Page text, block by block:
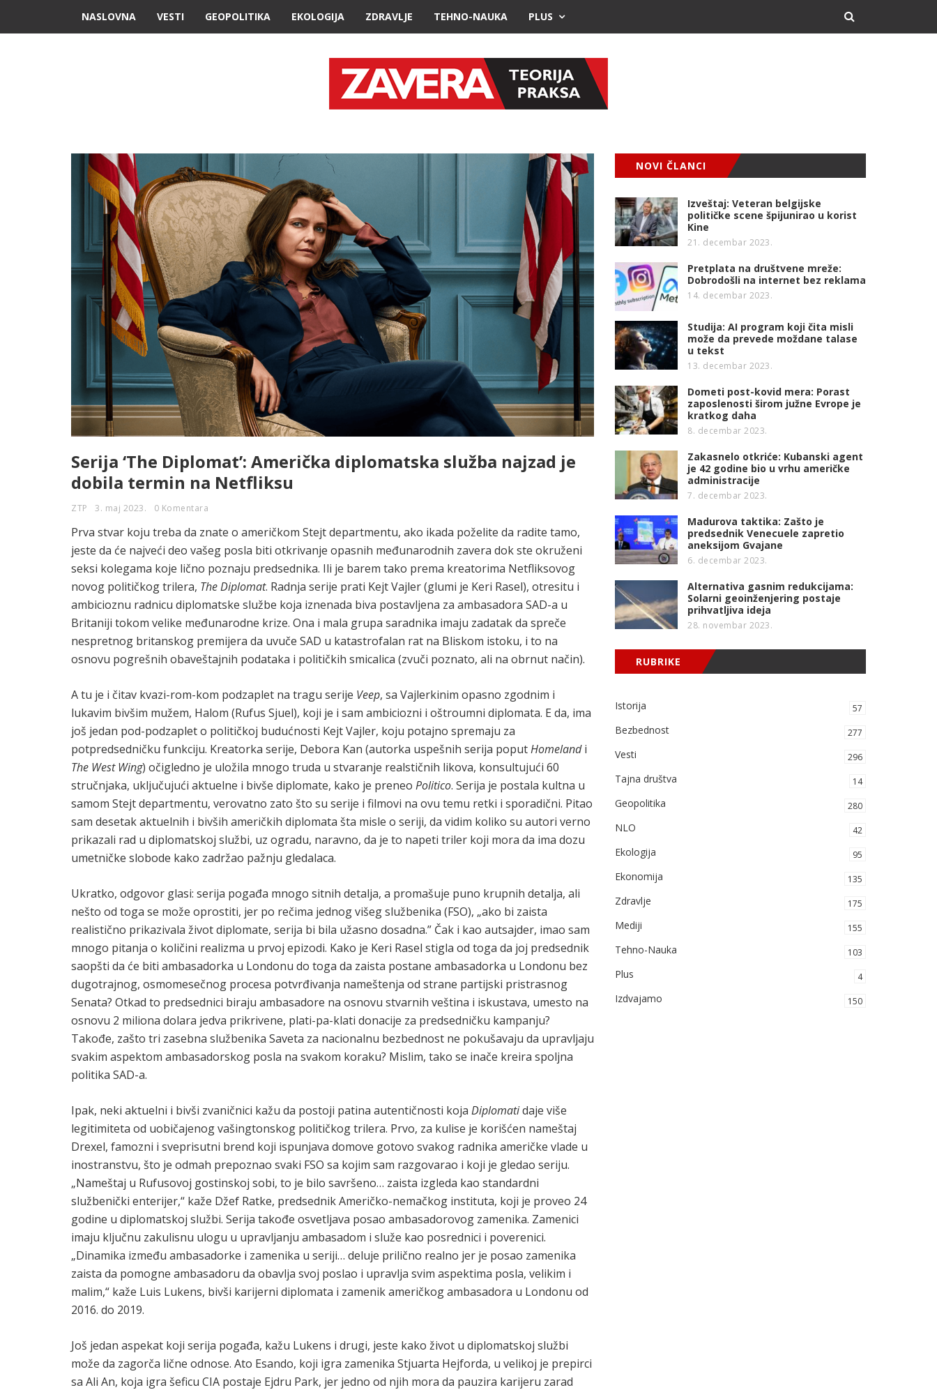
NASLOVNA VESTI GEOPOLITIKA EKOLOGIJA ZDRAVLJE TEHNO-NAUKA PLUS
Serija ‘The Diplomat’: Američka diplomatska služba najzad je
dobila termin na Netfliksu
ZTP 3. maj 2023. 0 Komentara
Prva stvar koju treba da znate o američkom Stejt departmentu, ako ikada poželite da radite tamo,
jeste da će najveći deo vašeg posla biti otkrivanje opasnih međunarodnih zavera dok ste okruženi
seksi kolegama koje lično poznaju predsednika. Ili je barem tako prema kreatorima Netfliksovog
novog političkog trilera, The Diplomat. Radnja serije prati Kejt Vajler (glumi je Keri Rasel), otresitu i
ambicioznu radnicu diplomatske službe koja iznenada biva postavljena za ambasadora SAD-a u
Britaniji tokom velike međunarodne krize. Ona i mala grupa saradnika imaju zadatak da spreče
nespretnog britanskog premijera da uvuče SAD u katastrofalan rat na Bliskom istoku, i to na
osnovu pogrešnih obaveštajnih podataka i političkih smicalica (zvuči poznato, ali na obrnut način).
A tu je i čitav kvazi-rom-kom podzaplet na tragu serije Veep, sa Vajlerkinim opasno zgodnim i
lukavim bivšim mužem, Halom (Rufus Sjuel), koji je i sam ambiciozni i oštroumni diplomata. E da, ima
još jedan pod-podzaplet o političkoj budućnosti Kejt Vajler, koju potajno spremaju za
potpredsedničku funkciju. Kreatorka serije, Debora Kan (autorka uspešnih serija poputHomelandi
The West Wing) očigledno je uložila mnogo truda u stvaranje realstičnih likova, konsultujući 60
stručnjaka, uključujući aktuelne i bivše diplomate, kako je preneo Politico. Serija je postala kultna u
samom Stejt departmentu, verovatno zato što su serije i filmovi na ovu temu retki i sporadični. Pitao
sam desetak aktuelnih i bivših američkih diplomata šta misle o seriji, da vidim koliko su autori verno
prikazali rad u diplomatskoj službi, uz ogradu, naravno, da je to napeti triler koji mora da ima dozu
umetničke slobode kako zadržao pažnju gledalaca.
Ukratko, odgovor glasi: serija pogađa mnogo sitnih detalja, a promašuje puno krupnih detalja, ali
nešto od toga se može oprostiti, jer po rečima jednog višeg službenika (FSO), „ako bi zaista
realistično prikazivala život diplomate, serija bi bila užasno dosadna.” Čak i kao autsajder, imao sam
mnogo pitanja o količini realizma u prvoj epizodi. Kako je Keri Rasel stigla od toga da joj predsednik
saopšti da će biti ambasadorka u Londonu do toga da zaista postane ambasadorka u Londonu bez
dugotrajnog, osmomesečnog procesa potvrđivanja nameštenja od strane partijski pristrasnog
Senata? Otkad to predsednici biraju ambasadore na osnovu stvarnih veština i iskustava, umesto na
osnovu 2 miliona dolara jedva prikrivene, plati-pa-klati donacije za predsedničku kampanju?
Takođe, zašto tri zasebna službenika Saveta za nacionalnu bezbednost ne pokušavaju da upravljaju
svakim aspektom ambasadorskog posla na svakom koraku? Mislim, tako se inače kreira spoljna
politika SAD-a.
Ipak, neki aktuelni i bivši zvaničnici kažu da postoji patina autentičnosti koja Diplomatidaje više
legitimiteta od uobičajenog vašingtonskog političkog trilera. Prvo, za kulise je korišćen nameštaj
Drexel, famozni i sveprisutni brend koji ispunjava domove gotovo svakog radnika američke vlade u
inostranstvu, što je odmah prepoznao svaki FSO sa kojim sam razgovarao i koji je gledao seriju.
„Nameštaj u Rufusovoj gostinskoj sobi, to je bilo savršeno… zaista izgleda kao standardni
službenički enterijer,“ kaže Džef Ratke, predsednik Američko-nemačkog instituta, koji je proveo 24
godine u diplomatskoj službi. Serija takođe osvetljava posao ambasadorovog zamenika. Zamenici
imaju ključnu zakulisnu ulogu u upravljanju ambasadom i služe kao posrednici i poverenici.
„Dinamika između ambasadorke i zamenika u seriji… deluje prilično realno jer je posao zamenika
zaista da pomogne ambasadoru da obavlja svoj poslao i upravlja svim aspektima posla, velikim i
malim,“ kaže Luis Lukens, bivši karijerni diplomata i zamenik američkog ambasadora u Londonu od
2016. do 2019.
Još jedan aspekat koji serija pogađa, kažu Lukens i drugi, jeste kako život u diplomatskoj službi
može da zagorča lične odnose. Ato Esando, koji igra zamenika Stjuarta Hejforda, u velikoj je prepirci
sa Ali An, koja igra šeficu CIA postaje Ejdru Park, jer jedno od njih mora da pauzira karijeru zarad
NOVI ČLANCI
Izveštaj: Veteran belgijske
političke scene špijunirao u korist
Kine
21. decembar 2023.
Pretplata na društvene mreže:
Dobrodošli na internet bez reklama
14. decembar 2023.
Studija: AI program koji čita misli
može da prevede moždane talase
u tekst
13. decembar 2023.
Dometi post-kovid mera: Porast
zaposlenosti širom južne Evrope je
kratkog daha
8. decembar 2023.
Zakasnelo otkriće: Kubanski agent
je 42 godine bio u vrhu američke
administracije
7. decembar 2023.
Madurova taktika: Zašto je
predsednik Venecuele zapretio
aneksijom Gvajane
6. decembar 2023.
Alternativa gasnim redukcijama:
Solarni geoinženjering postaje
prihvatljiva ideja
28. novembar 2023.
RUBRIKE
Istorija 57
Bezbednost 277
Vesti 296
Tajna društva 14
Geopolitika 280
NLO 42
Ekologija 95
Ekonomija 135
Zdravlje 175
Mediji 155
Tehno-Nauka 103
Plus 4
Izdvajamo 150